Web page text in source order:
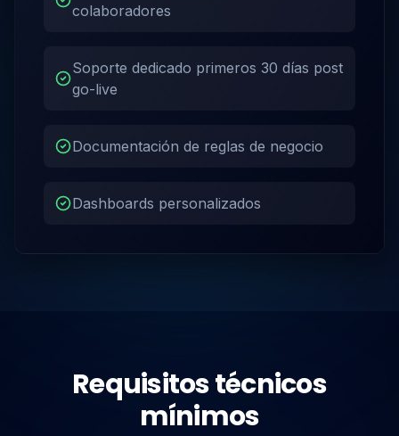
colaboradores
Soporte dedicado primeros 30 días post
go-live
Documentación de reglas de negocio
Dashboards personalizados
Requisitos técnicos
mínimos